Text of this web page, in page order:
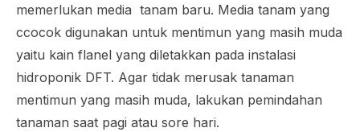
memerlukan media tanam baru. Media tanam yang
ccocok digunakan untuk mentimun yang masih muda
yaitu kain flanel yang diletakkan pada instalasi
hidroponik DFT. Agar tidak merusak tanaman
mentimun yang masih muda, lakukan pemindahan
tanaman saat pagi atau sore hari.